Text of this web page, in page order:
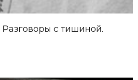
с тишиной.